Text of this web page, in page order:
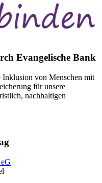
Evangelische Bank
Inklusion von Menschen mit
für unsere
nachhaltigen